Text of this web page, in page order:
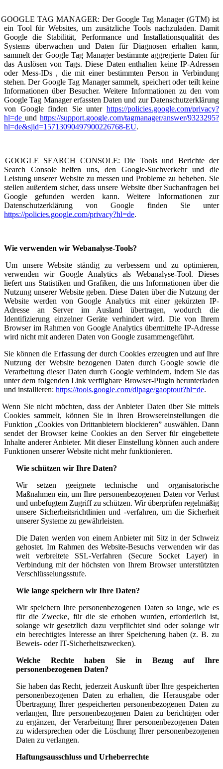
GOOGLE TAG MANAGER: Der Google Tag Manager (GTM) ist
ein Tool für Websites, um zusätzliche Tools nachzuladen. Damit
Google die Stabilität, Performance und Installationsqualität des
Systems überwachen und Daten für Diagnosen erhalten kann,
sammelt der Google Tag Manager bestimmte aggregierte Daten für
das Auslösen von Tags. Diese Daten enthalten keine IP-Adressen
oder Mess-IDs , die mit einer bestimmten Person in Verbindung
stehen. Der Google Tag Manager sammelt, speichert oder teilt keine
Informationen über Besucher. Weitere Informationen zu den vom
Google Tag Manager erfassten Daten und zur Datenschutzerklärung
von Google finden Sie unter https://policies.google.com/privacy?
hl=de und https://support.google.com/tagmanager/answer/9323295?
hl=de&sjid=15713090497900226768-EU.
GOOGLE SEARCH CONSOLE: Die Tools und Berichte der
Search Console helfen uns, den Google-Suchverkehr und die
Leistung unserer Website zu messen und Probleme zu beheben. Sie
stellen außerdem sicher, dass unsere Website über Suchanfragen bei
Google gefunden werden kann. Weitere Informationen zur
Datenschutzerklärung von Google finden Sie unter
https://policies.google.com/privacy?hl=de.
Wie verwenden wir Webanalyse-Tools?
Um unsere Website ständig zu verbessern und zu optimieren,
verwenden wir Google Analytics als Webanalyse-Tool. Dieses
liefert uns Statistiken und Grafiken, die uns Informationen über die
Nutzung unserer Website geben. Diese Daten über die Nutzung der
Website werden von Google Analytics mit einer gekürzten IP-
Adresse an Server im Ausland übertragen, wodurch die
Identifizierung einzelner Geräte verhindert wird. Die von Ihrem
Browser im Rahmen von Google Analytics übermittelte IP-Adresse
wird nicht mit anderen Daten von Google zusammengeführt.
Sie können die Erfassung der durch Cookies erzeugten und auf Ihre
Nutzung der Website bezogenen Daten durch Google sowie die
Verarbeitung dieser Daten durch Google verhindern, indem Sie das
unter dem folgenden Link verfügbare Browser-Plugin herunterladen
und installieren: https://tools.google.com/dlpage/gaoptout?hl=de.
Wenn Sie nicht möchten, dass der Anbieter Daten über Sie mittels
Cookies sammelt, können Sie in Ihren Browsereinstellungen die
Funktion „Cookies von Drittanbietern blockieren” auswählen. Dann
sendet der Browser keine Cookies an den Server für eingebettete
Inhalte anderer Anbieter. Mit dieser Einstellung können auch andere
Funktionen unserer Website nicht mehr funktionieren.
Wie schützen wir Ihre Daten?
Wir setzen geeignete technische und organisatorische
Maßnahmen ein, um Ihre personenbezogenen Daten vor Verlust
und unbefugtem Zugriff zu schützen. Wir überprüfen regelmäßig
unsere Sicherheitsrichtlinien und -verfahren, um die Sicherheit
unserer Systeme zu gewährleisten.
Die Daten werden von einem Anbieter mit Sitz in der Schweiz
gehostet. Im Rahmen des Website-Besuchs verwenden wir das
weit verbreitete SSL-Verfahren (Secure Socket Layer) in
Verbindung mit der höchsten von Ihrem Browser unterstützten
Verschlüsselungsstufe.
Wie lange speichern wir Ihre Daten?
Wir speichern Ihre personenbezogenen Daten so lange, wie es
für die Zwecke, für die sie erhoben wurden, erforderlich ist,
solange wir gesetzlich dazu verpflichtet sind oder solange wir
ein berechtigtes Interesse an ihrer Speicherung haben (z. B. zu
Beweis- oder IT-Sicherheitszwecken).
Welche Rechte haben Sie in Bezug auf Ihre
personenbezogenen Daten?
Sie haben das Recht, jederzeit Auskunft über Ihre gespeicherten
personenbezogenen Daten zu erhalten, die Herausgabe oder
Übertragung Ihrer gespeicherten personenbezogenen Daten zu
verlangen, Ihre personenbezogenen Daten zu berichtigen oder
zu ergänzen, der Verarbeitung Ihrer personenbezogenen Daten
zu widersprechen oder die Löschung Ihrer personenbezogenen
Daten zu verlangen.
Haftungsausschluss und Urheberrechte